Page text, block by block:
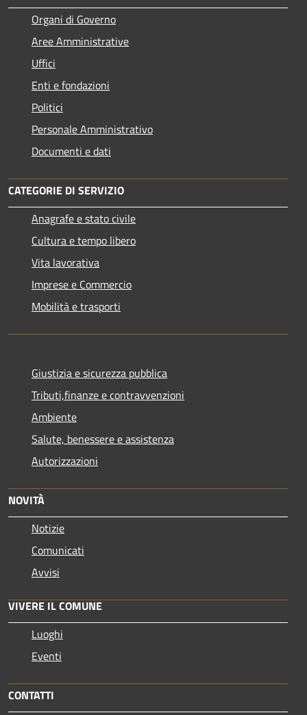
Organi di Governo
Aree Amministrative
Uffici
Enti e fondazioni
Politici
Personale Amministrativo
Documenti e dati
CATEGORIE DI SERVIZIO
Anagrafe e stato civile
Cultura e tempo libero
Vita lavorativa
Imprese e Commercio
Mobilità e trasporti
Giustizia e sicurezza pubblica
Tributi,finanze e contravvenzioni
Ambiente
Salute, benessere e assistenza
Autorizzazioni
NOVITÀ
Notizie
Comunicati
Avvisi
VIVERE IL COMUNE
Luoghi
Eventi
CONTATTI